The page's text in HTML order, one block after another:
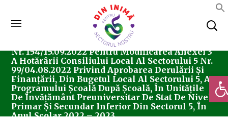
Consiliul Local Sector 5
Nr. 154/15.09.2022 Pentru Modificarea Anexei 3
A Hotărârii Consiliului Local Al Sectorului 5 Nr.
99/04.08.2022 Privind Aprobarea Derulării Și
Finanțării, Din Bugetul Local Al Sectorului 5, A
Programului Școală După Școală, În Unitățile
De Învățământ Preuniversitar De Stat De Nivel
Primar Și Secundar Inferior Din Sectorul 5, În
Anul Școlar 2022 – 2023.